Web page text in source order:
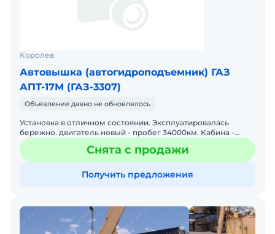
Королев
Автовышка (автогидроподъемник) ГАЗ
АПТ-17М (ГАЗ-3307)
Объявление давно не обновлялось
Установка в отличном состоянии. Эксплуатировалась
бережно. двигатель новый - пробег 34000км. Кабина -
новая. Торг возможен.
Снята с продажи
Получить предложения